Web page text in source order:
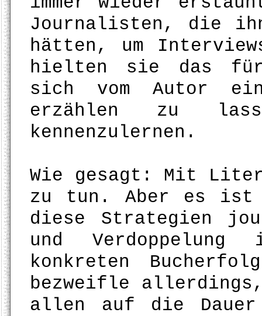
Journalisten, die
hätten, um
hielten sie das für
sich vom Autor
erzählen zu
kennenzulernen.
Wie gesagt: Mit
zu tun. Aber es ist
diese Strategien
und
konkreten
bezweifle
allen auf die